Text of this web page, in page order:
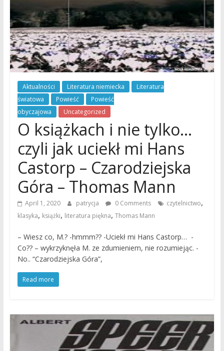
Aktualności Literatura niemiecka
Literatura
światowa
Powieść
Powieść
obyczajowa
Uncategorized
O książkach i nie tylko…
czyli jak uciekł mi Hans
Castorp – Czarodziejska
Góra – Thomas Mann
April 1, 2020 patrycja 0 Comments czytelnictwo,
klasyka, książki, literatura piękna, Thomas Mann
– Wiesz co, M.? -hmmm?? -Uciekł mi Hans Castorp… -
Co?? – wykrzyknęła M. ze zdumieniem, nie rozumiejąc. -
No.. “Czarodziejska Góra”,
Read more